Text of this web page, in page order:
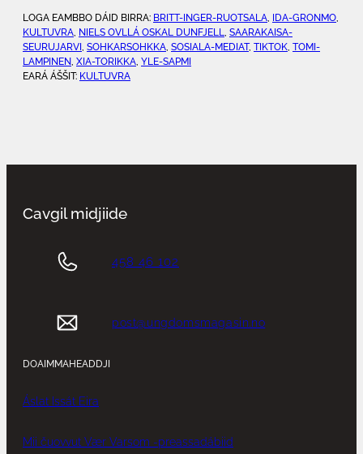
LOGA EAMBBO DÁID BIRRA: BRITT-INGER-RUOTSALA IDA-GRONMO
KULTUVRA NIELS OVLLÁ OSKAL DUNFJELL
SAARAKAISA-
SEURUJARVI SOHKARSOHKKA SOSIALA-MEDIAT, TIKTOK TOMI-
LAMPINEN XIA-TORIKKA YLE-SAPMI
EARÁ ÁŠŠIT: KULTUVRA
Cavgil midjiide
458 46 102
post@ungdomsmagasin.no
DOAIMMAHEADDJI
Áslat Issát Eira
Mii čuovvut Vær Varsom -preassadábiid